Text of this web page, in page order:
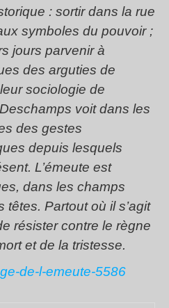
: sortir dans la rue
symboles du pouvoir ;
jours parvenir à
des arguties de
sociologie de
voit dans les
des gestes
depuis lesquels
L’émeute est
dans les champs
têtes. Partout où il s’agit
résister contre le règne
et de la tristesse.
de-l-emeute-5586